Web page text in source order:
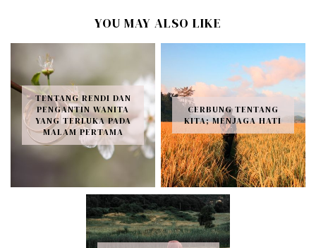
YOU MAY ALSO LIKE
TENTANG RENDI DAN
PENGANTIN WANITA
YANG TERLUKA PADA
MALAM PERTAMA
CERBUNG TENTANG
KITA; MENJAGA HATI